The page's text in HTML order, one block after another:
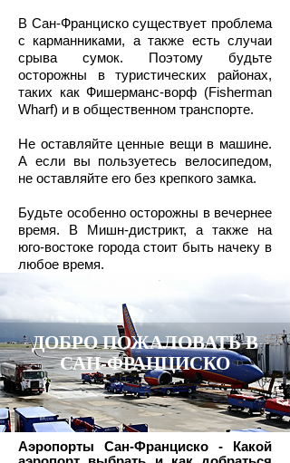
В Сан-Франциско существует проблема
с карманниками, а также есть случаи
срыва сумок. Поэтому будьте
осторожны в туристических районах,
таких как Фишерманc-ворф (Fisherman
Wharf) и в общественном транспорте.
Не оставляйте ценные вещи в машине.
А если вы пользуетесь велосипедом,
не оставляйте его без крепкого замка.
Будьте особенно осторожны в вечернее
время. В Мишн-дистрикт, а также на
юго-востоке города стоит быть начеку в
любое время.
ДОБРО ПОЖАЛОВАТЬ В
САН-ФРАНЦИСКО
Аэропорты Сан-Франциско - Какой